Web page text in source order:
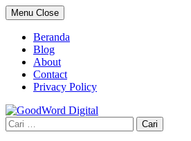
Skip
to
content
Menu Close
Beranda
Blog
About
Contact
Privacy Policy
Cari
untuk: